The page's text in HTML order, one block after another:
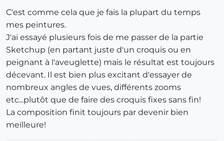
C'est comme cela que je fais la plupart du temps
mes peintures.
J'ai essayé plusieurs fois de me passer de la partie
Sketchup (en partant juste d'un croquis ou en
peignant à l'aveuglette) mais le résultat est toujours
décevant. Il est bien plus excitant d'essayer de
nombreux angles de vues, différents zooms
etc...plutôt que de faire des croquis fixes sans fin!
La composition finit toujours par devenir bien
meilleure!